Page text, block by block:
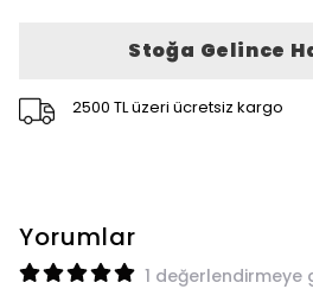
Stoğa Gelince
2500 TL üzeri ücretsiz kargo
Yorumlar
1 değerlendirmeye